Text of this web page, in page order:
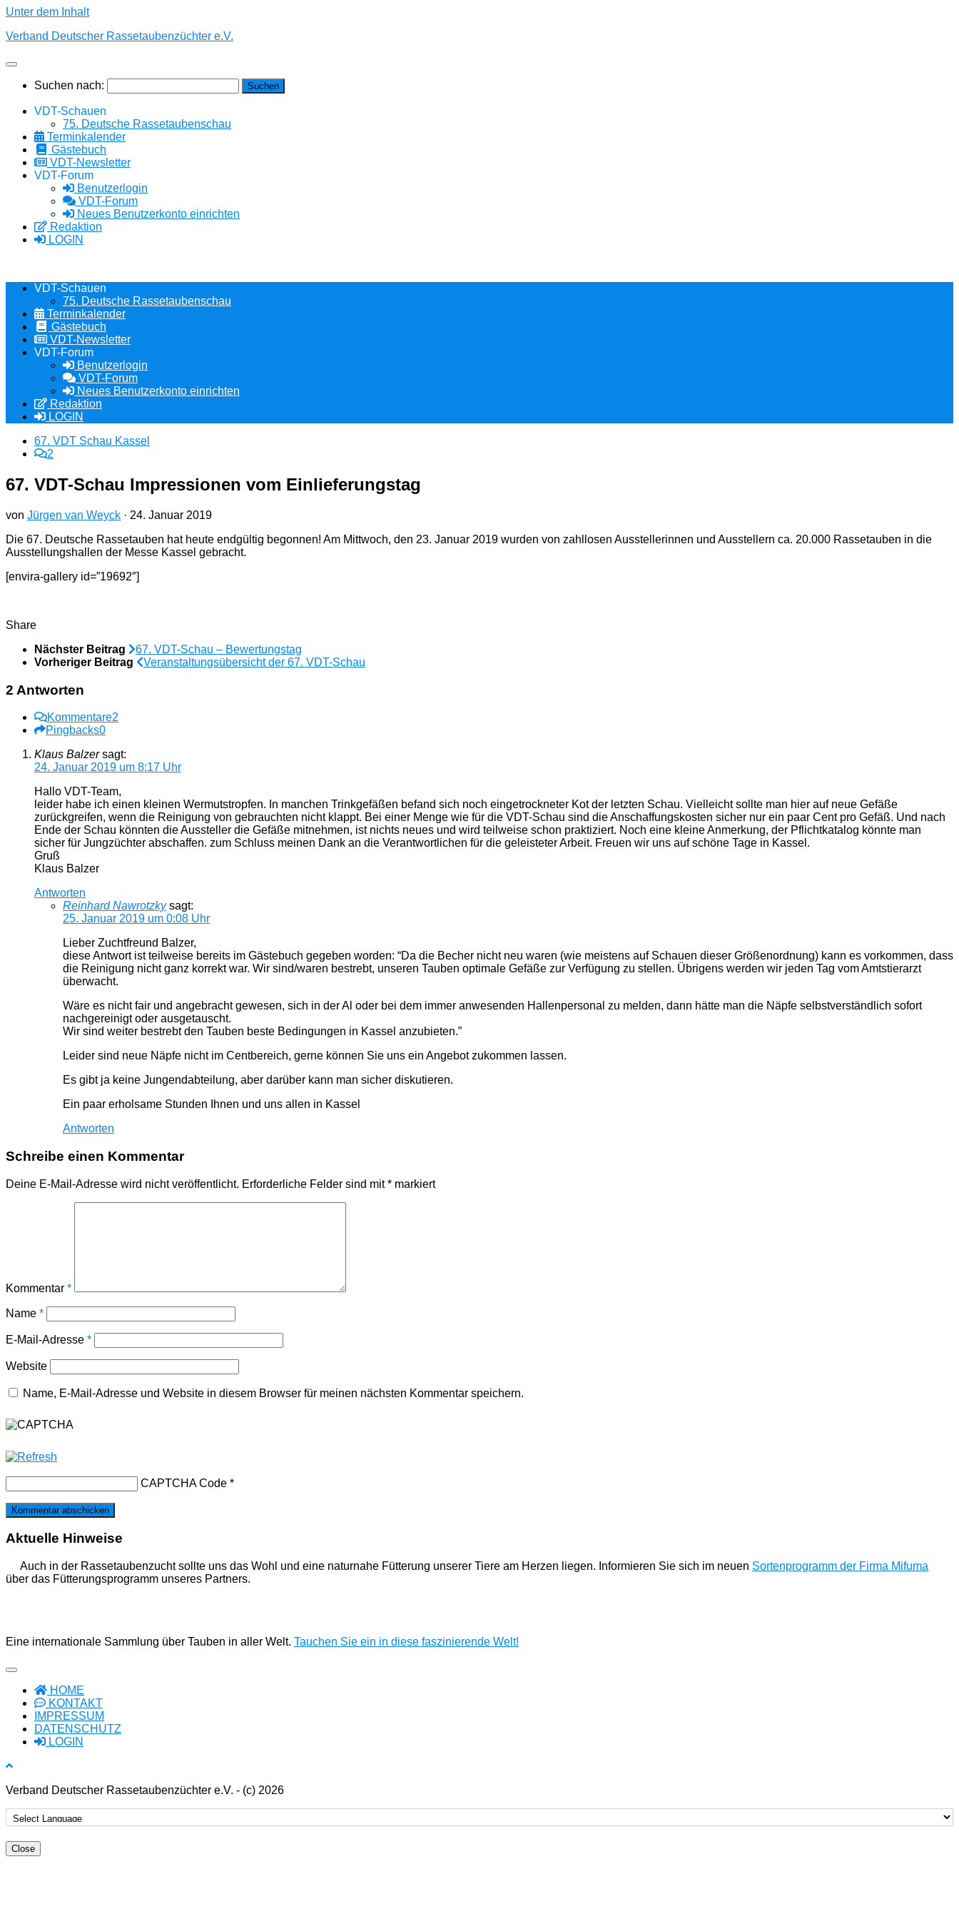
Unter dem Inhalt
Verband Deutscher Rassetaubenzüchter e.V.
Suchen nach:
VDT-Schauen
75. Deutsche Rassetaubenschau
Terminkalender
Gästebuch
VDT-Newsletter
VDT-Forum
Benutzerlogin
VDT-Forum
Neues Benutzerkonto einrichten
Redaktion
LOGIN
VDT-Schauen
75. Deutsche Rassetaubenschau
Terminkalender
Gästebuch
VDT-Newsletter
VDT-Forum
Benutzerlogin
VDT-Forum
Neues Benutzerkonto einrichten
Redaktion
LOGIN
67. VDT Schau Kassel
2
67. VDT-Schau Impressionen vom Einlieferungstag
von Jürgen van Weyck · 24. Januar 2019
Die 67. Deutsche Rassetauben hat heute endgültig begonnen! Am Mittwoch, den 23. Januar 2019 wurden von zahllosen Ausstellerinnen und Ausstellern ca. 20.000 Rassetauben in die
Ausstellungshallen der Messe Kassel gebracht.
[envira-gallery id=”19692″]
Share
Nächster Beitrag
67. VDT-Schau – Bewertungstag
Vorheriger Beitrag
Veranstaltungsübersicht der 67. VDT-Schau
2 Antworten
Kommentare2
Pingbacks0
Klaus Balzer sagt:
24. Januar 2019 um 8:17 Uhr
Hallo VDT-Team,
leider habe ich einen kleinen Wermutstropfen. In manchen Trinkgefäßen befand sich noch eingetrockneter Kot der letzten Schau. Vielleicht sollte man hier auf neue Gefäße
zurückgreifen, wenn die Reinigung von gebrauchten nicht klappt. Bei einer Menge wie für die VDT-Schau sind die Anschaffungskosten sicher nur ein paar Cent pro Gefäß. Und nach
Ende der Schau könnten die Aussteller die Gefäße mitnehmen, ist nichts neues und wird teilweise schon praktiziert. Noch eine kleine Anmerkung, der Pflichtkatalog könnte man
sicher für Jungzüchter abschaffen. zum Schluss meinen Dank an die Verantwortlichen für die geleisteter Arbeit. Freuen wir uns auf schöne Tage in Kassel.
Gruß
Klaus Balzer
Antworten
Reinhard Nawrotzky sagt:
25. Januar 2019 um 0:08 Uhr
Lieber Zuchtfreund Balzer,
diese Antwort ist teilweise bereits im Gästebuch gegeben worden: “Da die Becher nicht neu waren (wie meistens auf Schauen dieser Größenordnung) kann es vorkommen, dass
die Reinigung nicht ganz korrekt war. Wir sind/waren bestrebt, unseren Tauben optimale Gefäße zur Verfügung zu stellen. Übrigens werden wir jeden Tag vom Amtstierarzt
überwacht.
Wäre es nicht fair und angebracht gewesen, sich in der Al oder bei dem immer anwesenden Hallenpersonal zu melden, dann hätte man die Näpfe selbstverständlich sofort
nachgereinigt oder ausgetauscht.
Wir sind weiter bestrebt den Tauben beste Bedingungen in Kassel anzubieten.”
Leider sind neue Näpfe nicht im Centbereich, gerne können Sie uns ein Angebot zukommen lassen.
Es gibt ja keine Jungendabteilung, aber darüber kann man sicher diskutieren.
Ein paar erholsame Stunden Ihnen und uns allen in Kassel
Antworten
Schreibe einen Kommentar
Deine E-Mail-Adresse wird nicht veröffentlicht. Erforderliche Felder sind mit* markiert
Kommentar *
Name *
E-Mail-Adresse *
Website
Name, E-Mail-Adresse und Website in diesem Browser für meinen nächsten Kommentar speichern.
CAPTCHA Code *
Aktuelle Hinweise
Auch in der Rassetaubenzucht sollte uns das Wohl und eine naturnahe Fütterung unserer Tiere am Herzen liegen. Informieren Sie sich im neuen Sortenprogramm der Firma Mifuma
über das Fütterungsprogramm unseres Partners.
Eine internationale Sammlung über Tauben in aller Welt. Tauchen Sie ein in diese faszinierende Welt!
HOME
KONTAKT
IMPRESSUM
DATENSCHUTZ
LOGIN
Verband Deutscher Rassetaubenzüchter e.V. - (c) 2026
Close